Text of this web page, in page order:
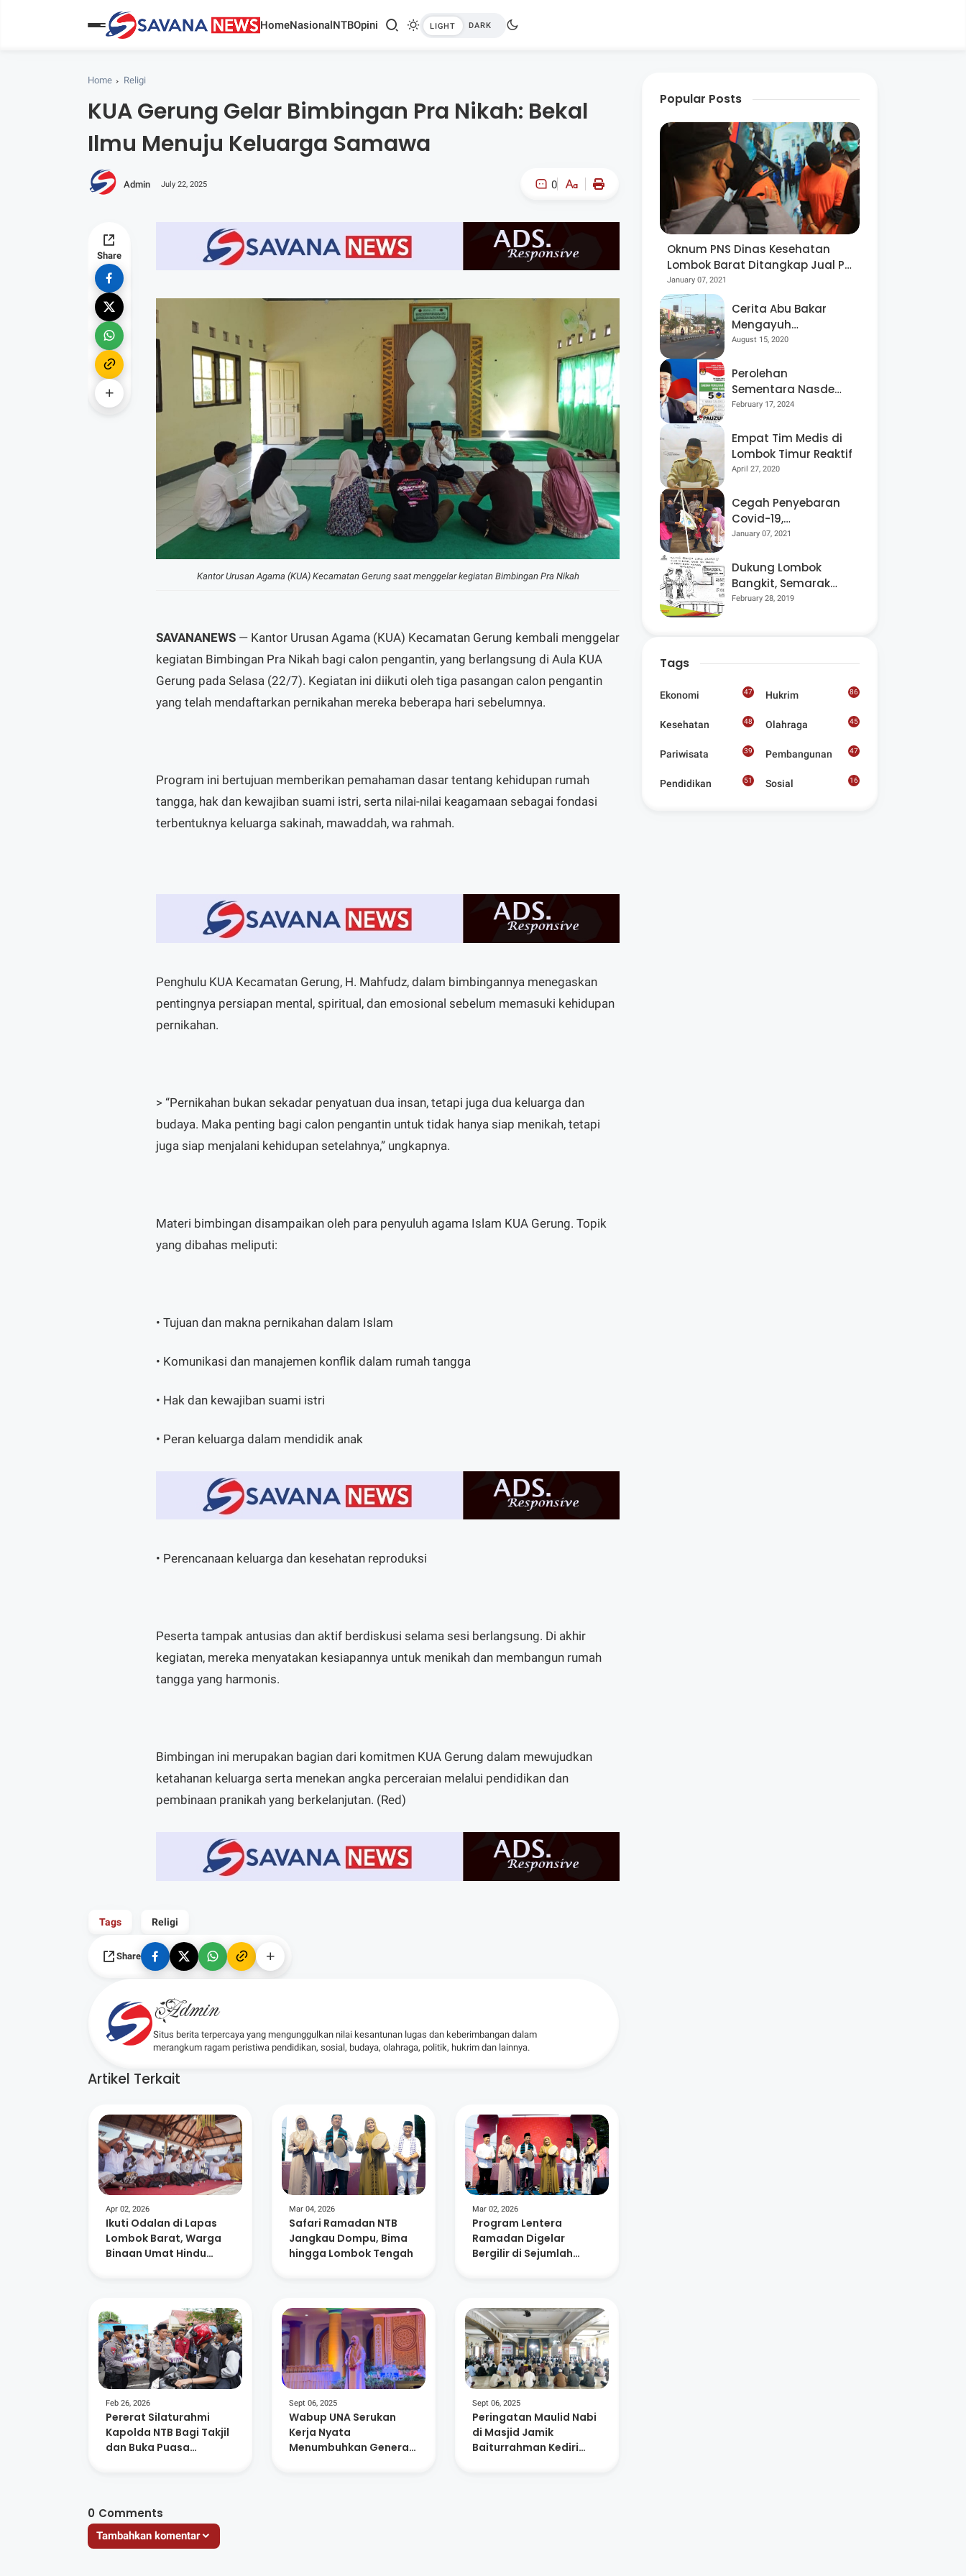
HomeNasionalNTBOpini
Home Religi
KUA Gerung Gelar Bimbingan Pra Nikah: Bekal
Ilmu Menuju Keluarga Samawa
Admin July 22, 2025 0
A-
Share
Kantor Urusan Agama (KUA) Kecamatan Gerung saat menggelar kegiatan Bimbingan Pra Nikah
SAVANANEWS — Kantor Urusan Agama (KUA) Kecamatan Gerung kembali menggelar
kegiatan Bimbingan Pra Nikah bagi calon pengantin, yang berlangsung di Aula KUA
Gerung pada Selasa (22/7). Kegiatan ini diikuti oleh tiga pasangan calon pengantin
yang telah mendaftarkan pernikahan mereka beberapa hari sebelumnya.
Program ini bertujuan memberikan pemahaman dasar tentang kehidupan rumah
tangga, hak dan kewajiban suami istri, serta nilai-nilai keagamaan sebagai fondasi
terbentuknya keluarga sakinah, mawaddah, wa rahmah.
Penghulu KUA Kecamatan Gerung, H. Mahfudz, dalam bimbingannya menegaskan
pentingnya persiapan mental, spiritual, dan emosional sebelum memasuki kehidupan
pernikahan.
> “Pernikahan bukan sekadar penyatuan dua insan, tetapi juga dua keluarga dan
budaya. Maka penting bagi calon pengantin untuk tidak hanya siap menikah, tetapi
juga siap menjalani kehidupan setelahnya,” ungkapnya.
Materi bimbingan disampaikan oleh para penyuluh agama Islam KUA Gerung. Topik
yang dibahas meliputi:
• Tujuan dan makna pernikahan dalam Islam
• Komunikasi dan manajemen konflik dalam rumah tangga
• Hak dan kewajiban suami istri
• Peran keluarga dalam mendidik anak
• Perencanaan keluarga dan kesehatan reproduksi
Peserta tampak antusias dan aktif berdiskusi selama sesi berlangsung. Di akhir
kegiatan, mereka menyatakan kesiapannya untuk menikah dan membangun rumah
tangga yang harmonis.
Bimbingan ini merupakan bagian dari komitmen KUA Gerung dalam mewujudkan
ketahanan keluarga serta menekan angka perceraian melalui pendidikan dan
pembinaan pranikah yang berkelanjutan. (Red)
Tags Religi
Share
Admin
Situs berita terpercaya yang mengunggulkan nilai kesantunan lugas dan keberimbangan dalam
merangkum ragam peristiwa pendidikan, sosial, budaya, olahraga, politik, hukrim dan lainnya.
Artikel Terkait
Apr 02, 2026
Ikuti Odalan di Lapas
Lombok Barat, Warga
Binaan Umat Hindu
Mar 04, 2026
Safari Ramadan NTB
Jangkau Dompu, Bima
hingga Lombok Tengah
Mar 02, 2026
Program Lentera
Ramadan Digelar
Bergilir di Sejumlah
Feb 26, 2026
Pererat Silaturahmi
Kapolda NTB Bagi Takjil
dan Buka Puasa
Sept 06, 2025
Wabup UNA Serukan
Kerja Nyata
Menumbuhkan Generasi
Sept 06, 2025
Peringatan Maulid Nabi
di Masjid Jamik
Baiturrahman Kediri
0 Comments
Tambahkan komentar
Popular Posts
Oknum PNS Dinas Kesehatan
Lombok Barat Ditangkap Jual Pil
Ekstasi
January 07, 2021
Cerita Abu Bakar
Mengayuh
Sepedanya Selama
Menggelorakan
Kemerdekaan
August 15, 2020
Perolehan
Sementara Nasdem
Lobar Tertinggi,
Berpeluang “Rebut”
Kursi Dapil 3
February 17, 2024
Empat Tim Medis di
Lombok Timur Reaktif
April 27, 2020
Cegah Penyebaran
Covid-19,
Bhabinkamtibmas
Kegiatan Posyandu
January 07, 2021
Dukung Lombok
Bangkit, Semarak
Pesta Rakyat
Seniman Di Lombok
February 28, 2019
Tags
Ekonomi 47 Hukrim 86
Kesehatan 48 Olahraga 45
Pariwisata 39 Pembangunan 47
Pendidikan 51 Sosial
16